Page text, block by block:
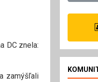
DC znela:
zamýšľali